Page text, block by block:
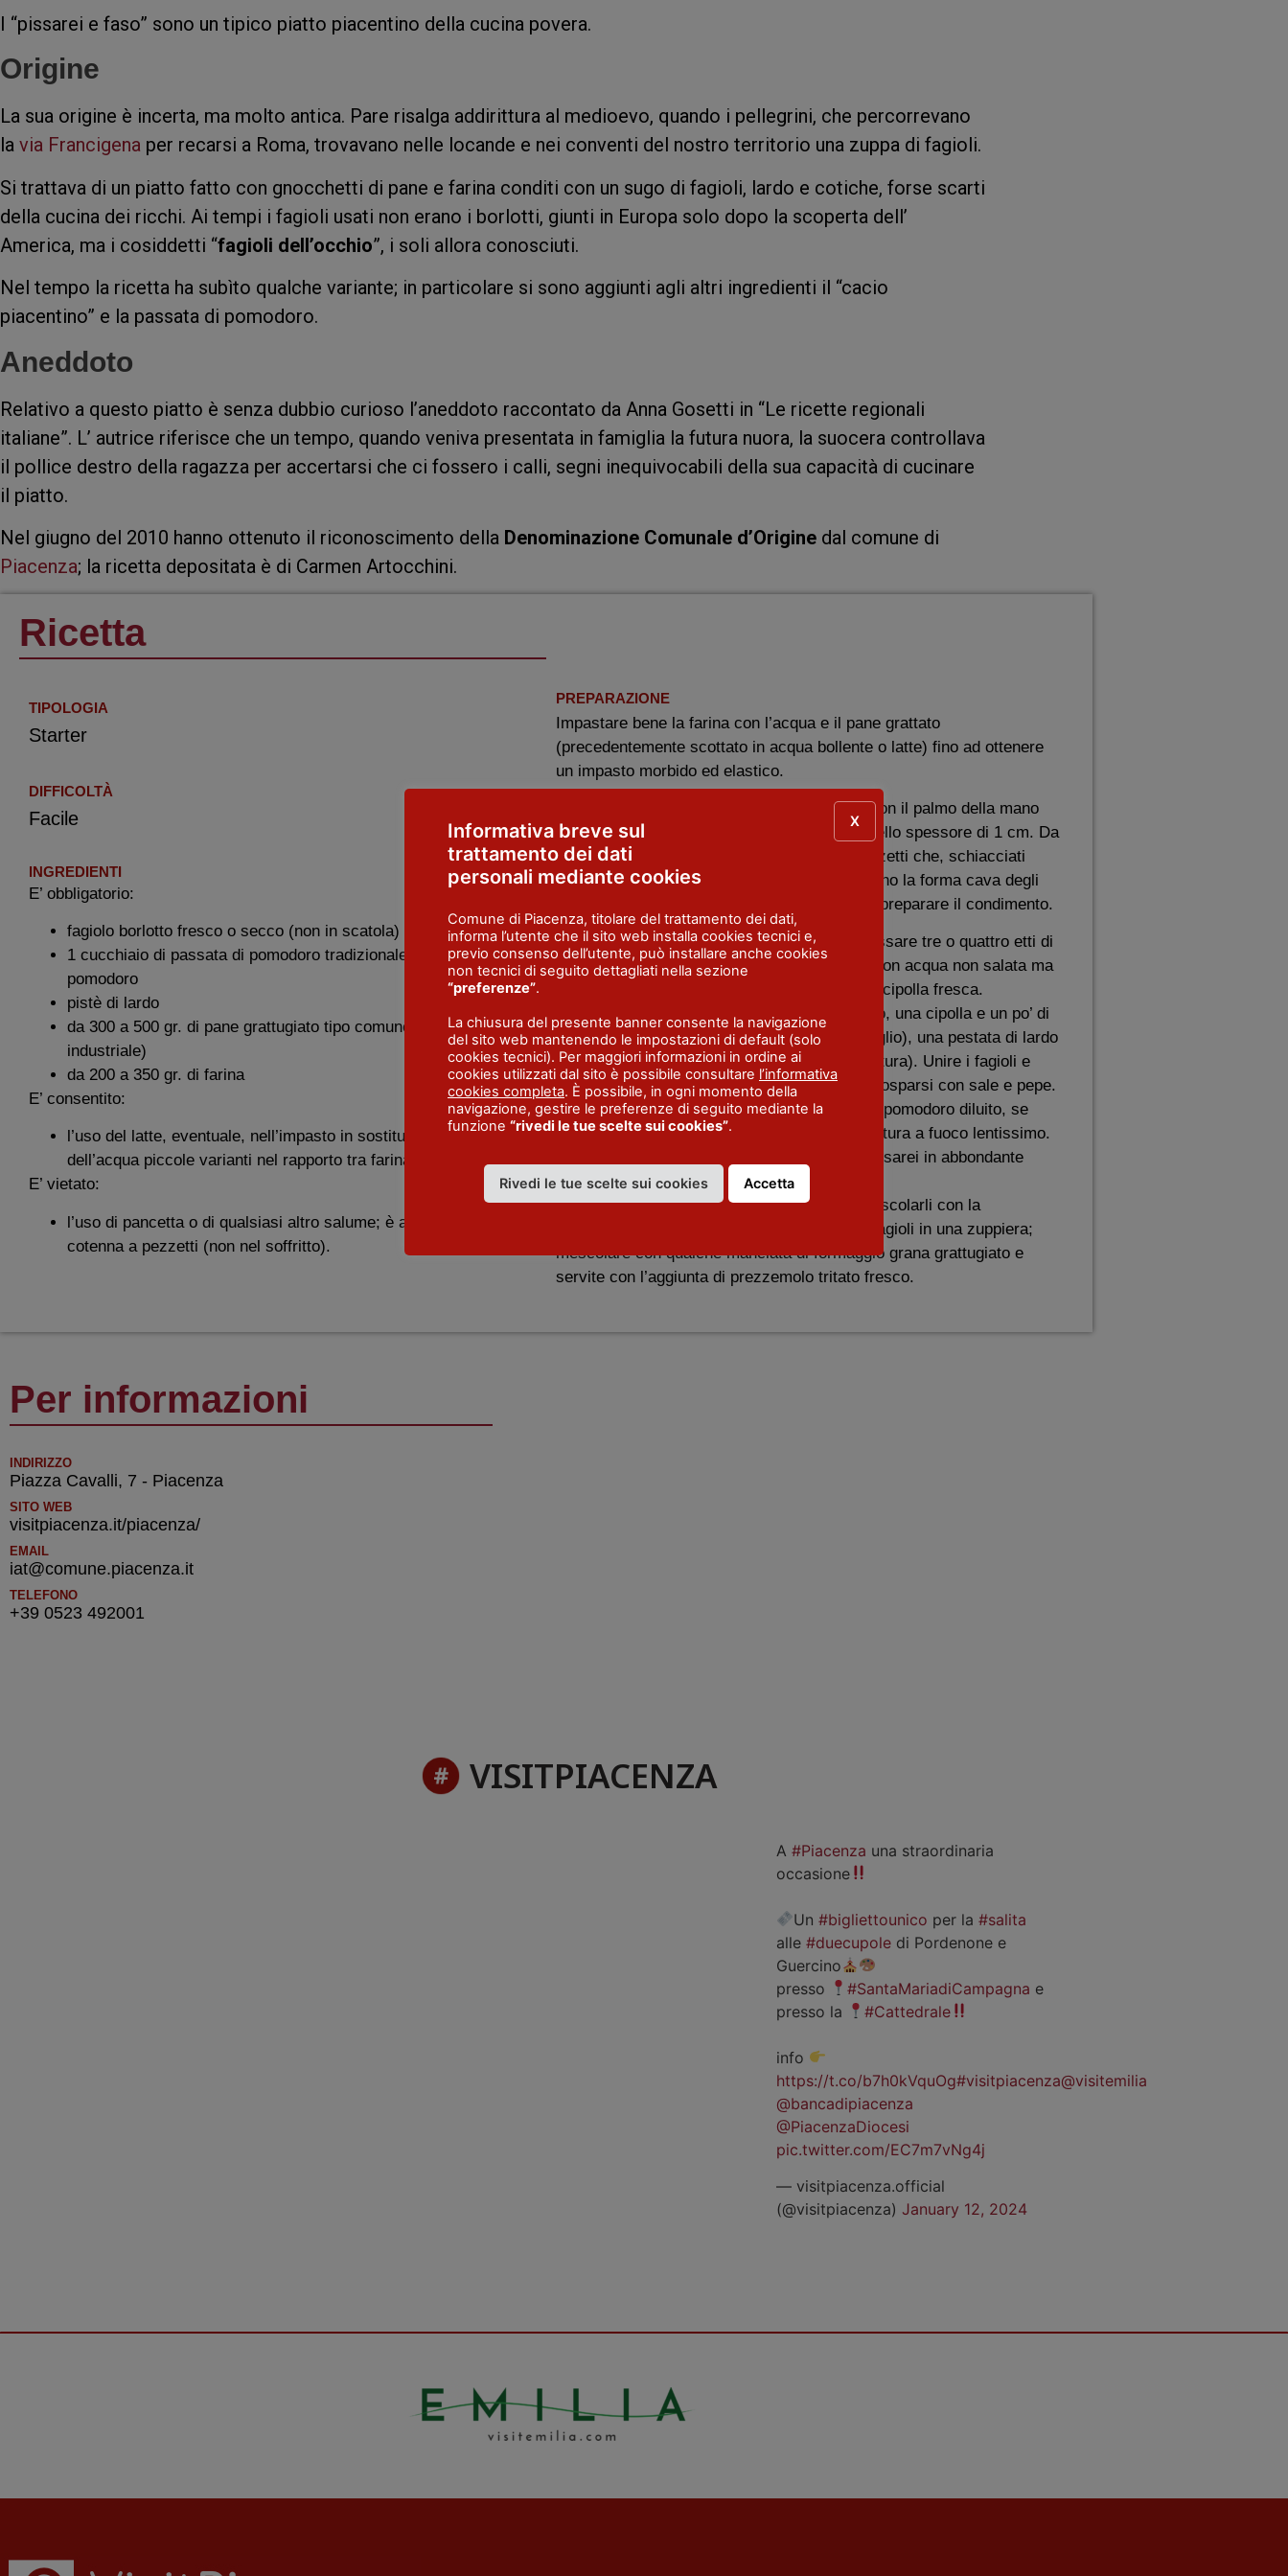
I “pissarei e faso” sono un tipico piatto piacentino della cucina povera.
Origine
La sua origine è incerta, ma molto antica. Pare risalga addirittura al medioevo, quando i pellegrini, che percorrevano
la via Francigena per recarsi a Roma, trovavano nelle locande e nei conventi del nostro territorio una zuppa di fagioli.
Si trattava di un piatto fatto con gnocchetti di pane e farina conditi con un sugo di fagioli, lardo e cotiche, forse scarti
della cucina dei ricchi. Ai tempi i fagioli usati non erano i borlotti, giunti in Europa solo dopo la scoperta dell’
America, ma i cosiddetti “fagioli dell’occhio”, i soli allora conosciuti.
Nel tempo la ricetta ha subìto qualche variante; in particolare si sono aggiunti agli altri ingredienti il “cacio
piacentino” e la passata di pomodoro.
Aneddoto
Relativo a questo piatto è senza dubbio curioso l’aneddoto raccontato da Anna Gosetti in “Le ricette regionali
italiane”. L’ autrice riferisce che un tempo, quando veniva presentata in famiglia la futura nuora, la suocera controllava
il pollice destro della ragazza per accertarsi che ci fossero i calli, segni inequivocabili della sua capacità di cucinare
il piatto.
Nel giugno del 2010 hanno ottenuto il riconoscimento della Denominazione Comunale d’Origine dal comune di
Piacenza; la ricetta depositata è di Carmen Artocchini.
Ricetta
TIPOLOGIA
Starter
DIFFICOLTÀ
Facile
INGREDIENTI
E’ obbligatorio:
fagiolo borlotto fresco o secco (non in scatola)
1 cucchiaio di passata di pomodoro tradizionale/concentrato di
pomodoro
pistè di lardo
da 300 a 500 gr. di pane grattugiato tipo comune casereccio (non
industriale)
da 200 a 350 gr. di farina
E’ consentito:
l’uso del latte, eventuale, nell’impasto in sostituzione , o in parte,
dell’acqua piccole varianti nel rapporto tra farina e pane.
E’ vietato:
l’uso di pancetta o di qualsiasi altro salume; è ammesso l’uso di
cotenna a pezzetti (non nel soffritto).
PREPARAZIONE
Impastare bene la farina con l’acqua e il pane grattato
(precedentemente scottato in acqua bollente o latte) fino ad ottenere
un impasto morbido ed elastico.
Da esso staccare dei pezzi da assottigliare con il palmo della mano
fino a dar loro la forma di bisciette (ill biss) dello spessore di 1 cm. Da
questi lunghi e sottili cilindri staccare dei pezzetti che, schiacciati
leggermente con il pollice destro, acquisteranno la forma cava degli
gnocchetti. Lasciare ora riposare i pissarei e preparare il condimento.
In precedenza vanno messi a bagno e fatti lessare tre o quattro etti di
fagioli borlotti e portati a tre quarti di cottura con acqua non salata ma
condita con un cucchiaio di olio e una fetta di cipolla fresca.
Soffriggere in un tegame di cotto il burro, l’olio, una cipolla e un po’ di
prezzemolo tritati, (volendo, uno spicchio d’aglio), una pestata di lardo
(o un pezzetto intero da togliere poi a fine cottura). Unire i fagioli e
lasciarli insaporire a fuoco lento dopo averli cosparsi con sale e pepe.
Aggiungere salsa di pomodoro/concentarto di pomodoro diluito, se
occorre, con acqua tiepida e continuare la cottura a fuoco lentissimo.
Quando il sugo sarà pronto, fare cuocere i pissarei in abbondante
acqua bollente salata.
Quando, dopo pochi minuti, verranno a galla, scolarli con la
schiumarola e versarli assieme al sugo e ai fagioli in una zuppiera;
mescolare con qualche manciata di formaggio grana grattugiato e
servite con l’aggiunta di prezzemolo tritato fresco.
Per informazioni
INDIRIZZO
Piazza Cavalli, 7 - Piacenza
SITO WEB
visitpiacenza.it/piacenza/
EMAIL
iat@comune.piacenza.it
TELEFONO
+39 0523 492001
VISITPIACENZA
A #Piacenza una straordinaria
occasione
Un#bigliettounico per la#salita
alle #duecupoledi Pordenone e
Guercino
presso
#SantaMariadiCampagna e
presso la
#Cattedrale
info
https://t.co/b7h0kVquOg#visitpiacenza@visitemilia
@bancadipiacenza
@PiacenzaDiocesi
pic.twitter.com/EC7m7vNg4j
— visitpiacenza.official
(@visitpiacenza) January 12, 2024
Informativa breve sul
trattamento dei dati
personali mediante cookies
Comune di Piacenza, titolare del trattamento dei dati,
informa l’utente che il sito web installa cookies tecnici e,
previo consenso dell’utente, può installare anche cookies
non tecnici di seguito dettagliati nella sezione
“preferenze”.
La chiusura del presente banner consente la navigazione
del sito web mantenendo le impostazioni di default (solo
cookies tecnici). Per maggiori informazioni in ordine ai
cookies utilizzati dal sito è possibile consultare l’informativa
cookies completa. È possibile, in ogni momento della
navigazione, gestire le preferenze di seguito mediante la
funzione “rivedi le tue scelte sui cookies”.
Rivedi le tue scelte sui cookies Accetta
X